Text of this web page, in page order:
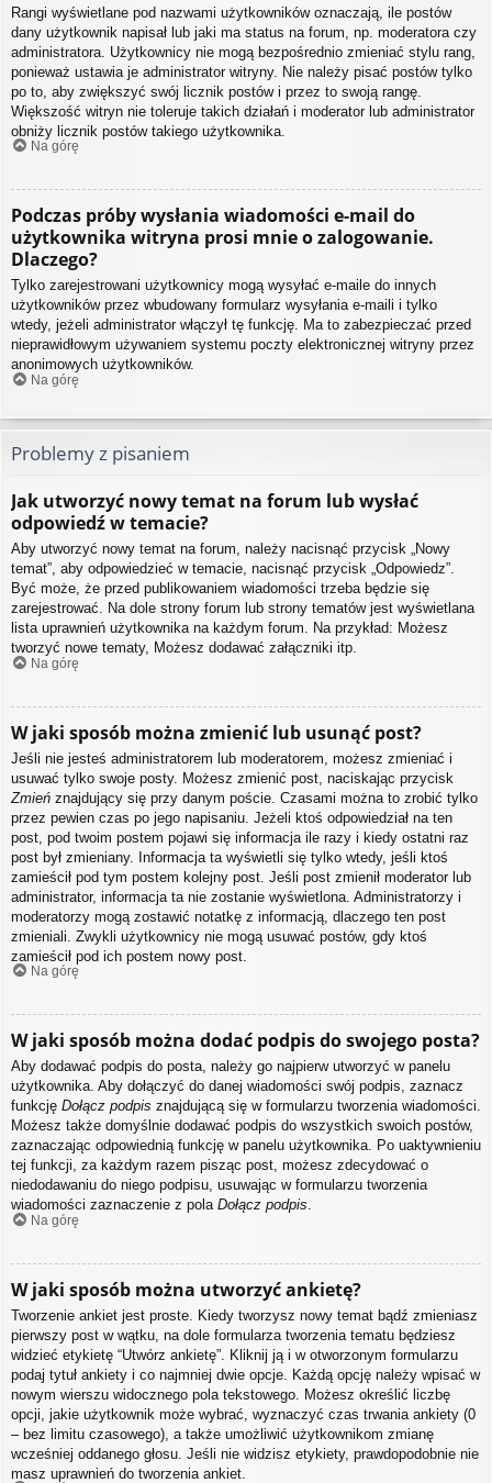
Rangi wyświetlane pod nazwami użytkowników oznaczają, ile postów
dany użytkownik napisał lub jaki ma status na forum, np. moderatora czy
administratora. Użytkownicy nie mogą bezpośrednio zmieniać stylu rang,
ponieważ ustawia je administrator witryny. Nie należy pisać postów tylko
po to, aby zwiększyć swój licznik postów i przez to swoją rangę.
Większość witryn nie toleruje takich działań i moderator lub administrator
obniży licznik postów takiego użytkownika.
Na górę
Podczas próby wysłania wiadomości e-mail do
użytkownika witryna prosi mnie o zalogowanie.
Dlaczego?
Tylko zarejestrowani użytkownicy mogą wysyłać e-maile do innych
użytkowników przez wbudowany formularz wysyłania e-maili i tylko
wtedy, jeżeli administrator włączył tę funkcję. Ma to zabezpieczać przed
nieprawidłowym używaniem systemu poczty elektronicznej witryny przez
anonimowych użytkowników.
Na górę
Problemy z pisaniem
Jak utworzyć nowy temat na forum lub wysłać
odpowiedź w temacie?
Aby utworzyć nowy temat na forum, należy nacisnąć przycisk „Nowy
temat”, aby odpowiedzieć w temacie, nacisnąć przycisk „Odpowiedz”.
Być może, że przed publikowaniem wiadomości trzeba będzie się
zarejestrować. Na dole strony forum lub strony tematów jest wyświetlana
lista uprawnień użytkownika na każdym forum. Na przykład: Możesz
tworzyć nowe tematy, Możesz dodawać załączniki itp.
Na górę
W jaki sposób można zmienić lub usunąć post?
Jeśli nie jesteś administratorem lub moderatorem, możesz zmieniać i
usuwać tylko swoje posty. Możesz zmienić post, naciskając przycisk
Zmień znajdujący się przy danym poście. Czasami można to zrobić tylko
przez pewien czas po jego napisaniu. Jeżeli ktoś odpowiedział na ten
post, pod twoim postem pojawi się informacja ile razy i kiedy ostatni raz
post był zmieniany. Informacja ta wyświetli się tylko wtedy, jeśli ktoś
zamieścił pod tym postem kolejny post. Jeśli post zmienił moderator lub
administrator, informacja ta nie zostanie wyświetlona. Administratorzy i
moderatorzy mogą zostawić notatkę z informacją, dlaczego ten post
zmieniali. Zwykli użytkownicy nie mogą usuwać postów, gdy ktoś
zamieścił pod ich postem nowy post.
Na górę
W jaki sposób można dodać podpis do swojego posta?
Aby dodawać podpis do posta, należy go najpierw utworzyć w panelu
użytkownika. Aby dołączyć do danej wiadomości swój podpis, zaznacz
funkcję Dołącz podpis znajdującą się w formularzu tworzenia wiadomości.
Możesz także domyślnie dodawać podpis do wszystkich swoich postów,
zaznaczając odpowiednią funkcję w panelu użytkownika. Po uaktywnieniu
tej funkcji, za każdym razem pisząc post, możesz zdecydować o
niedodawaniu do niego podpisu, usuwając w formularzu tworzenia
wiadomości zaznaczenie z pola Dołącz podpis.
Na górę
W jaki sposób można utworzyć ankietę?
Tworzenie ankiet jest proste. Kiedy tworzysz nowy temat bądź zmieniasz
pierwszy post w wątku, na dole formularza tworzenia tematu będziesz
widzieć etykietę “Utwórz ankietę”. Kliknij ją i w otworzonym formularzu
podaj tytuł ankiety i co najmniej dwie opcje. Każdą opcję należy wpisać w
nowym wierszu widocznego pola tekstowego. Możesz określić liczbę
opcji, jakie użytkownik może wybrać, wyznaczyć czas trwania ankiety (0
– bez limitu czasowego), a także umożliwić użytkownikom zmianę
wcześniej oddanego głosu. Jeśli nie widzisz etykiety, prawdopodobnie nie
masz uprawnień do tworzenia ankiet.